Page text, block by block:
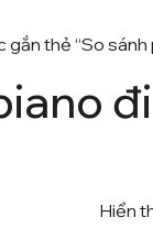
gắn thẻ “So
Hiển